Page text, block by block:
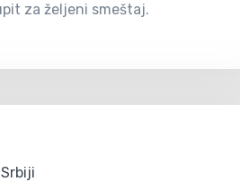
za željeni smeštaj.